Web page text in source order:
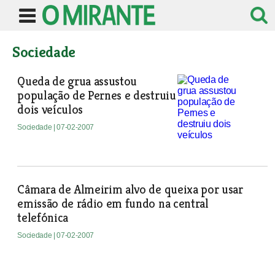
Sociedade
Queda de grua assustou
população de Pernes e destruiu
dois veículos
Sociedade | 07-02-2007
Câmara de Almeirim alvo de queixa por usar
emissão de rádio em fundo na central
telefónica
Sociedade | 07-02-2007